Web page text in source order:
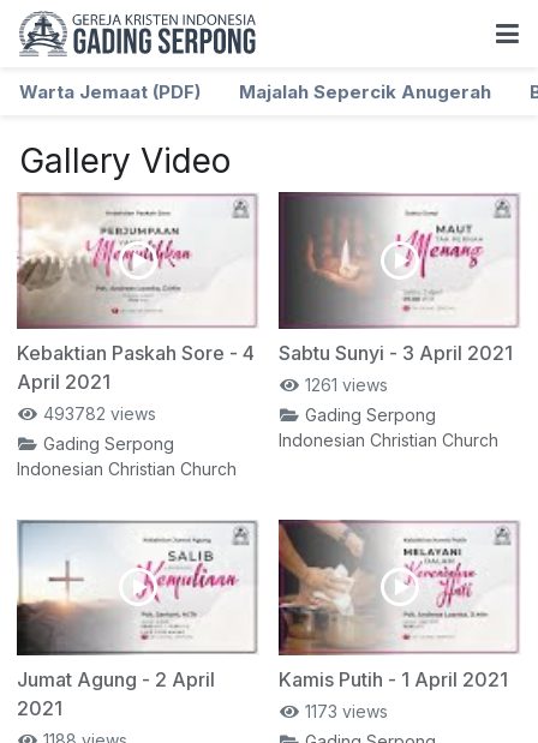
Warta Jemaat (PDF) Majalah Sepercik Anugerah
Gallery Video
Kebaktian Paskah Sore - 4
April 2021
493782 views
Gading Serpong
Indonesian Christian Church
Sabtu Sunyi - 3 April 2021
1261 views
Gading Serpong
Indonesian Christian Church
Jumat Agung - 2 April
2021
Kamis Putih - 1 April 2021
1173 views